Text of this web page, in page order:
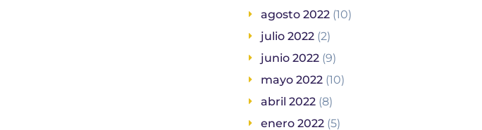
agosto 2022 (10)
julio 2022 (2)
junio 2022 (9)
mayo 2022 (10)
abril 2022 (8)
enero 2022 (5)